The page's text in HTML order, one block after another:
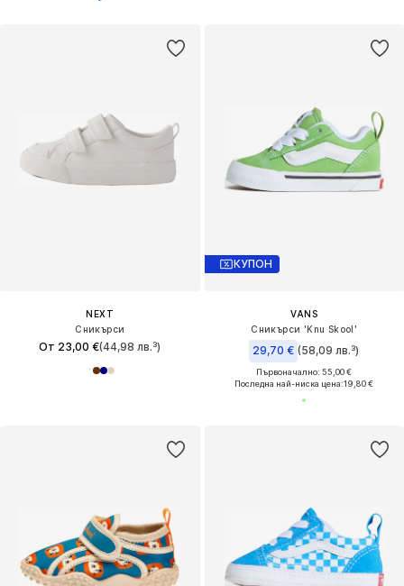
NEXT
Сникърси
От 23,00 €(44,98 лв.³)
КУПОН
VANS
Сникърси 'Knu Skool'
29,70 € (58,09 лв.³)
Първоначално: 55,00 €
Последна най-ниска цена:19,80 €